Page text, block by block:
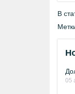
В
05